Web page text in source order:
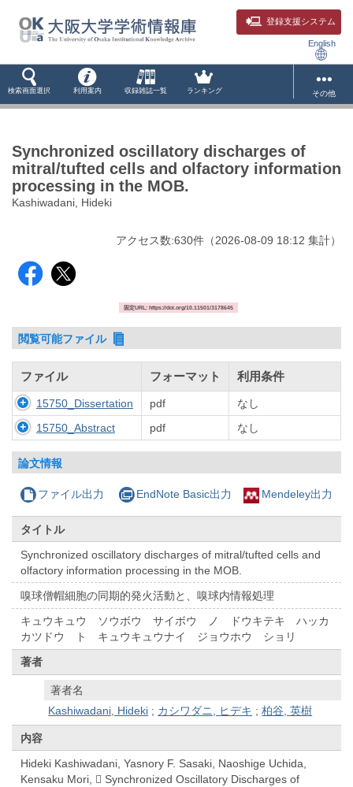
登録支援システム
English
検索画面選択 利用案内 収録雑誌一覧 ランキング その他
Synchronized oscillatory discharges of
mitral/tufted cells and olfactory information
processing in the MOB.
Kashiwadani, Hideki
アクセス数:630件 （2026-08-09 18:12 集計）
固定URL: https://doi.org/10.11501/3178645
閲覧可能ファイル
ファイル フォーマット 利用条件
15750_Dissertation pdf
なし
15750_Abstract
pdf なし
論文情報
ファイル出力 EndNote Basic出力 Mendeley出力
タイトル
Synchronized oscillatory discharges of mitral/tufted cells and
olfactory information processing in the MOB.
嗅球僧帽細胞の同期的発火活動と、嗅球内情報処理
キュウキュウ ソウボウ サイボウ ノ ドウキテキ ハッカ
カツドウ ト キュウキュウナイ ジョウホウ ショリ
著者
著者名
Kashiwadani, Hideki ; カシワダニ, ヒデキ ;柏谷, 英樹
内容
Hideki Kashiwadani, Yasnory F. Sasaki, Naoshige Uchida,
Kensaku Mori,  Synchronized Oscillatory Discharges of